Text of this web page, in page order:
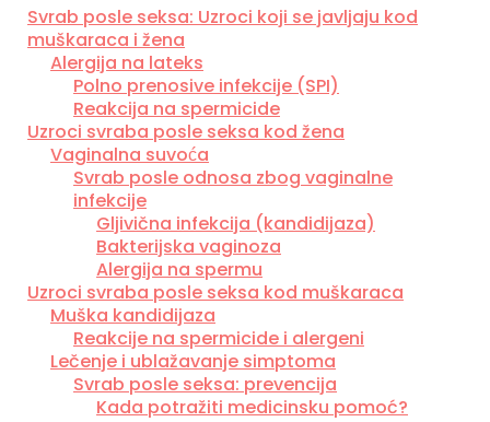
Svrab posle seksa: Uzroci koji se javljaju kod
muškaraca i žena
Alergija na lateks
Polno prenosive infekcije (SPI)
Reakcija na spermicide
Uzroci svraba posle seksa kod žena
Vaginalna suvoća
Svrab posle odnosa zbog vaginalne
infekcije
Gljivična infekcija (kandidijaza)
Bakterijska vaginoza
Alergija na spermu
Uzroci svraba posle seksa kod muškaraca
Muška kandidijaza
Reakcije na spermicide i alergeni
Lečenje i ublažavanje simptoma
Svrab posle seksa: prevencija
Kada potražiti medicinsku pomoć?